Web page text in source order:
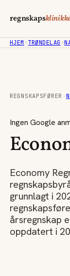
regnskaps
HJEM ›TRØNDELAG ›
REGNSKAPSFØRER ·
Ingen Google
Economy
grunnlagt i
årsregnskap
oppdatert i